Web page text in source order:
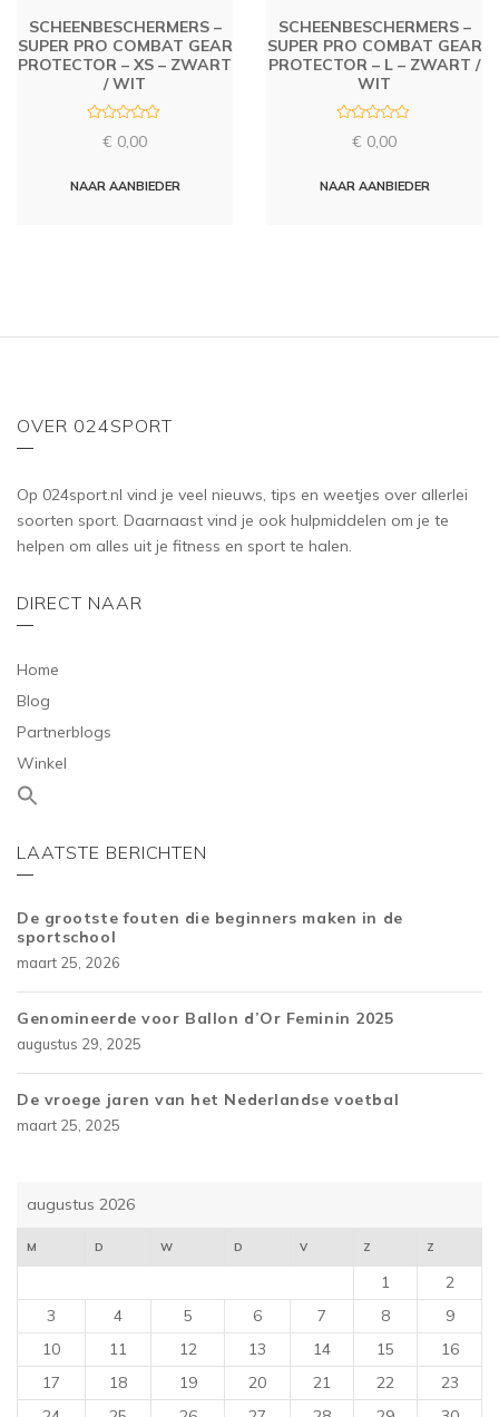
SCHEENBESCHERMERS –
SUPER PRO COMBAT GEAR
PROTECTOR – XS – ZWART
/ WIT
d
€ 0,00
NAAR AANBIEDER
SCHEENBESCHERMERS –
SUPER PRO COMBAT GEAR
PROTECTOR – L – ZWART /
WIT
d
€ 0,00
NAAR AANBIEDER
OVER 024SPORT
Op 024sport.nl vind je veel nieuws, tips en weetjes over allerlei
soorten sport. Daarnaast vind je ook hulpmiddelen om je te
helpen om alles uit je fitness en sport te halen.
DIRECT NAAR
Home
Blog
Partnerblogs
Winkel
LAATSTE BERICHTEN
De grootste fouten die beginners maken in de
sportschool
maart 25, 2026
Genomineerde voor Ballon d’Or Feminin 2025
augustus 29, 2025
De vroege jaren van het Nederlandse voetbal
maart 25, 2025
augustus 2026
M D W D V Z Z
1
2
3
4 5 6 7 8
9
10
11 12 13 14 15
16
17
18 19 20 21 22
23